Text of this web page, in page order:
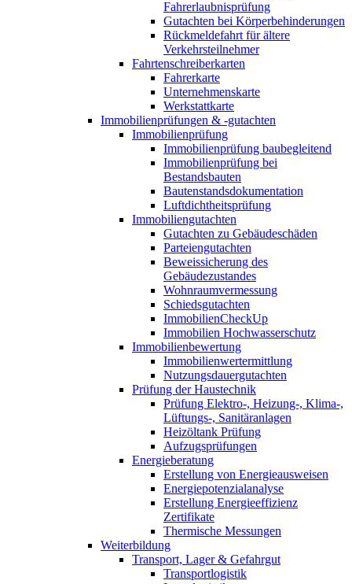
Fahrerlaubnisprüfung
Gutachten bei Körperbehinderungen
Rückmeldefahrt für ältere
Verkehrsteilnehmer
Fahrtenschreiberkarten
Fahrerkarte
Unternehmenskarte
Werkstattkarte
Immobilienprüfungen & -gutachten
Immobilienprüfung
Immobilienprüfung baubegleitend
Immobilienprüfung bei
Bestandsbauten
Bautenstandsdokumentation
Luftdichtheitsprüfung
Immobiliengutachten
Gutachten zu Gebäudeschäden
Parteiengutachten
Beweissicherung des
Gebäudezustandes
Wohnraumvermessung
Schiedsgutachten
ImmobilienCheckUp
Immobilien Hochwasserschutz
Immobilienbewertung
Immobilienwertermittlung
Nutzungsdauergutachten
Prüfung der Haustechnik
Prüfung Elektro-, Heizung-, Klima-,
Lüftungs-, Sanitäranlagen
Heizöltank Prüfung
Aufzugsprüfungen
Energieberatung
Erstellung von Energieausweisen
Energiepotenzialanalyse
Erstellung Energieeffizienz
Zertifikate
Thermische Messungen
Weiterbildung
Transport, Lager & Gefahrgut
Transportlogistik